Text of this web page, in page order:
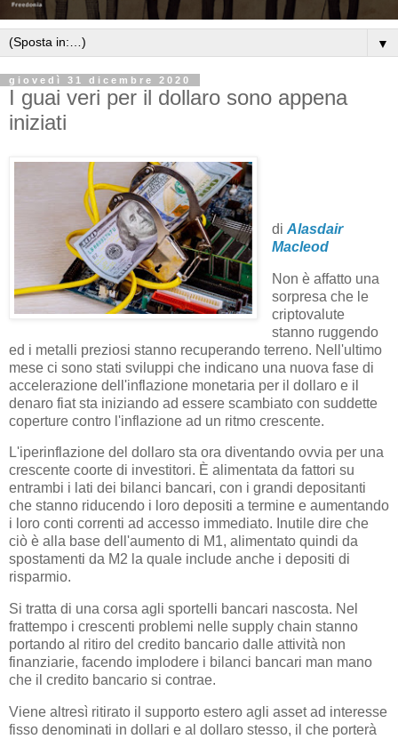
▼
giovedì 31 dicembre 2020
I guai veri per il dollaro sono appena
iniziati
di Alasdair
Macleod
Non è affatto una
sorpresa che le
criptovalute
stanno ruggendo
ed i metalli preziosi stanno recuperando terreno. Nell'ultimo
mese ci sono stati sviluppi che indicano una nuova fase di
accelerazione dell'inflazione monetaria per il dollaro e il
denaro fiat sta iniziando ad essere scambiato con suddette
coperture contro l'inflazione ad un ritmo crescente.
L'iperinflazione del dollaro sta ora diventando ovvia per una
crescente coorte di investitori. È alimentata da fattori su
entrambi i lati dei bilanci bancari, con i grandi depositanti
che stanno riducendo i loro depositi a termine e aumentando
i loro conti correnti ad accesso immediato. Inutile dire che
ciò è alla base dell'aumento di M1, alimentato quindi da
spostamenti da M2 la quale include anche i depositi di
risparmio.
Si tratta di una corsa agli sportelli bancari nascosta. Nel
frattempo i crescenti problemi nelle supply chain stanno
portando al ritiro del credito bancario dalle attività non
finanziarie, facendo implodere i bilanci bancari man mano
che il credito bancario si contrae.
Viene altresì ritirato il supporto estero agli asset ad interesse
fisso denominati in dollari e al dollaro stesso, il che porterà